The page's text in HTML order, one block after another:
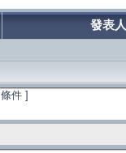
發表人
件 ]